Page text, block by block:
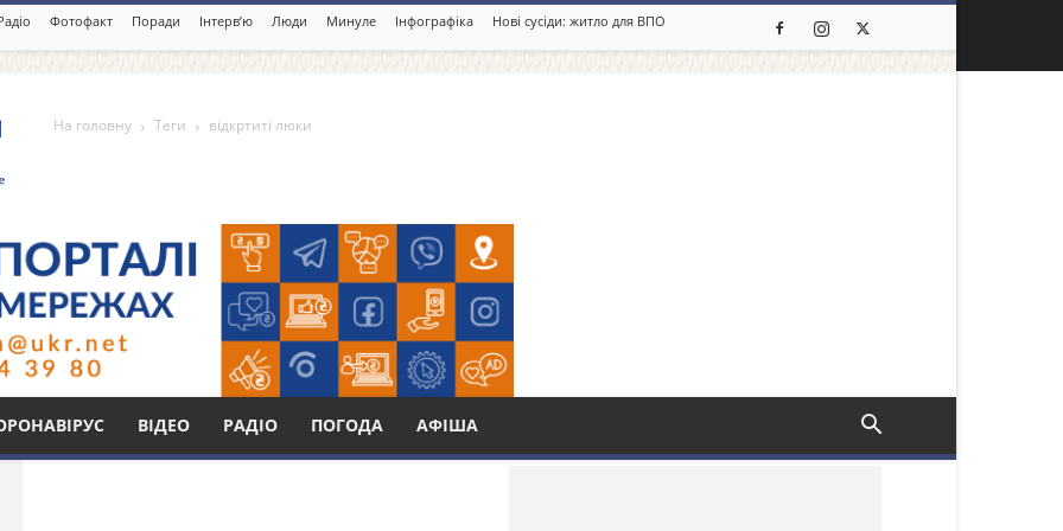
Фотофакт Поради Інтерв’ю Люди Минуле Інфографіка Нові сусіди: житло для ВПО
ВІДЕО РАДІО ПОГОДА АФІША
На головну Теги відкртиті люки